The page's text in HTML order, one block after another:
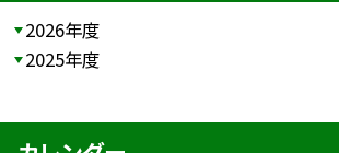
2026年度
2025年度